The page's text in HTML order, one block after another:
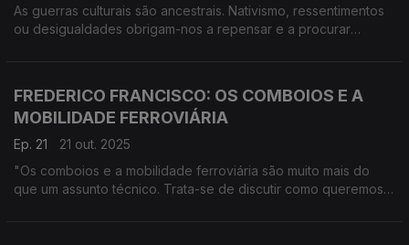
As guerras culturais são ancestrais. Nativismo, ressentimentos
ou desigualdades obrigam-nos a repensar e a procurar
FREDERICO FRANCISCO: OS COMBOIOS E A
MOBILIDADE FERROVIÁRIA
Ep. 21
21 out. 2025
"Os comboios e a mobilidade ferroviária são muito mais do
que um assunto técnico. Trata-se de discutir como queremos